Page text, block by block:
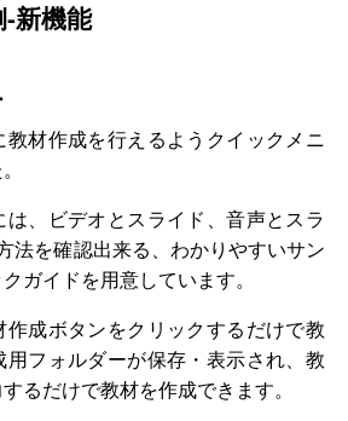
新機能
材作成を行えるようクイックメニ
は、ビデオとスライド、音声とスラ
法を確認出来る、わかりやすいサン
ガイドを用意しています。
作成ボタンをクリックするだけで教
フォルダーが保存・表示され、教
るだけで教材を作成できます。